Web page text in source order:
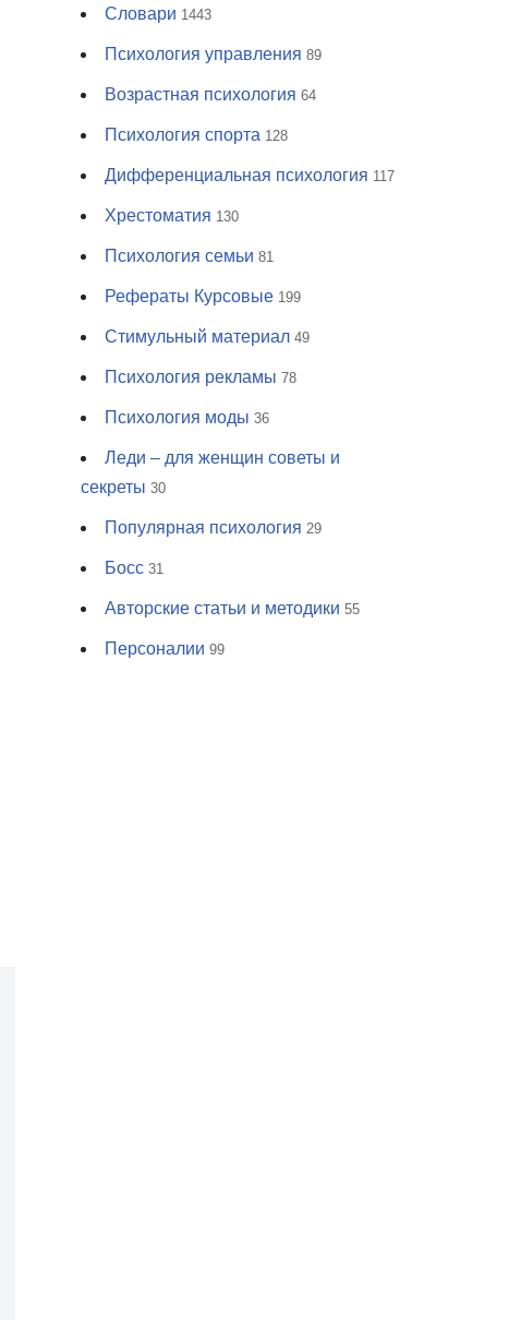
Словари 1443
Психология управления 89
Возрастная психология 64
Психология спорта 128
Дифференциальная психология 117
Хрестоматия 130
Психология семьи 81
Рефераты Курсовые 199
Стимульный материал 49
Психология рекламы 78
Психология моды 36
Леди – для женщин советы и
секреты 30
Популярная психология 29
Босс 31
Авторские статьи и методики 55
Персоналии 99